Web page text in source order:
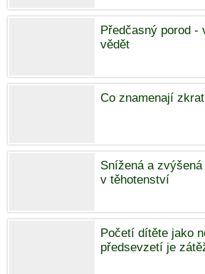
Předčasný porod -
vědět
Co znamenají
Snížená a
v těhotenství
Početí dítěte jako
předsevzetí je